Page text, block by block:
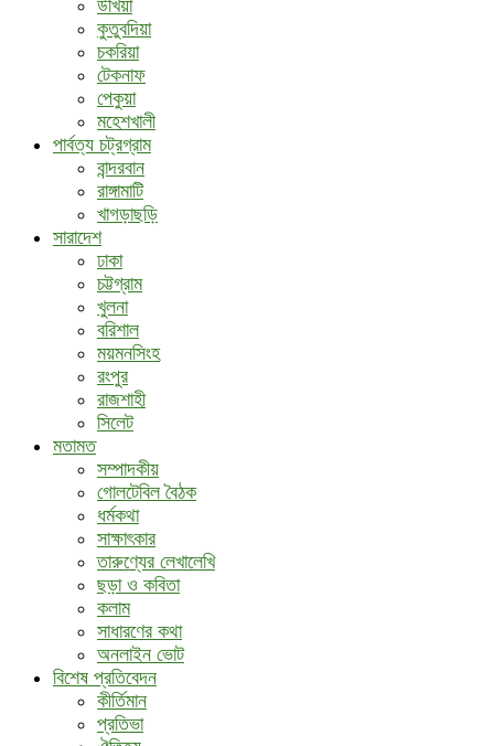
উখিয়া
কুতুবদিয়া
চকরিয়া
টেকনাফ
পেকুয়া
মহেশখালী
পার্বত্য চট্রগ্রাম
বান্দরবান
রাঙ্গামাটি
খাগড়াছড়ি
সারাদেশ
ঢাকা
চট্টগ্রাম
খুলনা
বরিশাল
ময়মনসিংহ
রংপুর
রাজশাহী
সিলেট
মতামত
সম্পাদকীয়
গোলটেবিল বৈঠক
ধর্মকথা
সাক্ষাৎকার
তারুণ্যের লেখালেখি
ছড়া ও কবিতা
কলাম
সাধারণের কথা
অনলাইন ভোট
বিশেষ প্রতিবেদন
কীর্তিমান
প্রতিভা